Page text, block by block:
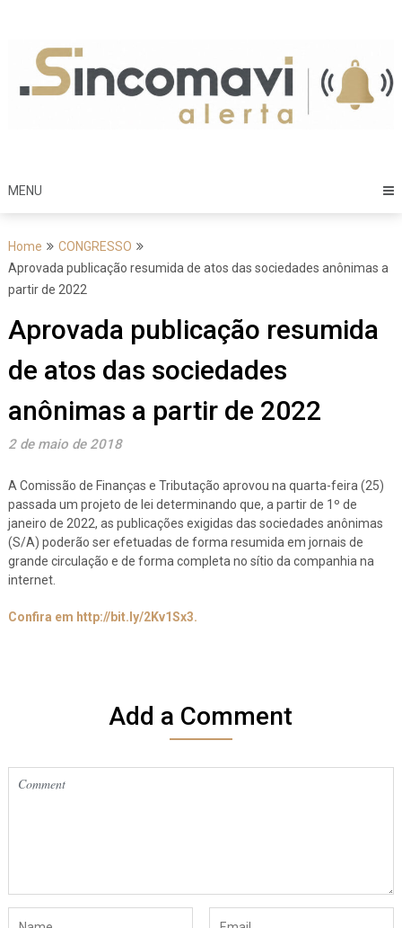
content
MENU
Home
CONGRESSO
Aprovada publicação resumida de atos das sociedades anônimas a
partir de 2022
Aprovada publicação resumida
de atos das sociedades
anônimas a partir de 2022
2 de maio de 2018
A Comissão de Finanças e Tributação aprovou na quarta-feira (25)
passada um projeto de lei determinando que, a partir de 1º de
janeiro de 2022, as publicações exigidas das sociedades anônimas
(S/A) poderão ser efetuadas de forma resumida em jornais de
grande circulação e de forma completa no sítio da companhia na
internet.
Confira em http://bit.ly/2Kv1Sx3.
Add a Comment